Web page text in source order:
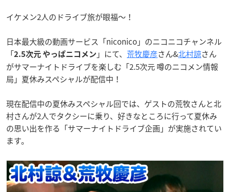
イケメン2人のドライブ旅が眼福〜！
日本最大級の動画サービス「niconico」のニコニコチャンネル
「2.5次元 やっぱニコメン 」にて、 荒牧慶彦さん&北村諒さん
がサマーナイトドライブを楽しむ「2.5次元 噂のニコメン情報
局」夏休みスペシャルが配信中！
現在配信中の夏休みスペシャル回では、ゲストの荒牧さんと北
村さんが2人でタクシーに乗り、好きなところに行って夏休み
の思い出を作る「サマーナイトドライブ企画」が実施されてい
ます。